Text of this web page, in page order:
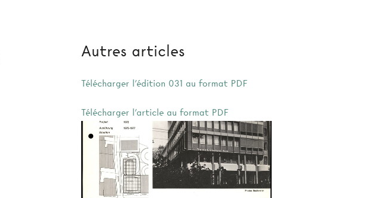
Autres articles
Télécharger l'édition 031 au format PDF
Télécharger l'article au format PDF